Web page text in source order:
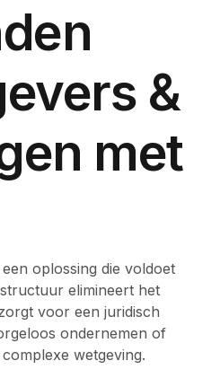
&
met
oplossing die voldoet
elimineert het
voor een juridisch
ondernemen of
wetgeving.